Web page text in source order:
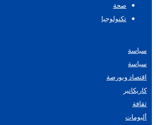
صحة
تكنولوجيا
سياسة
سياسة
اقتصاد وبورصة
كاريكاتير
ثقافة
ألبومات